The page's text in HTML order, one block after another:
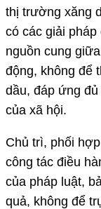
thị trường xăng
có các giải
nguồn cung
động, không để
dầu, đáp ứng
của xã hội.
Chủ trì, phối
công tác điều
của pháp luật,
quả, không để